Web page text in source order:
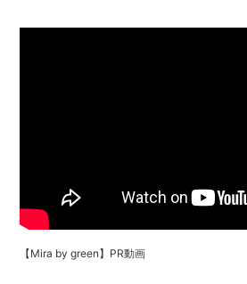
【Mira by green】PR動画